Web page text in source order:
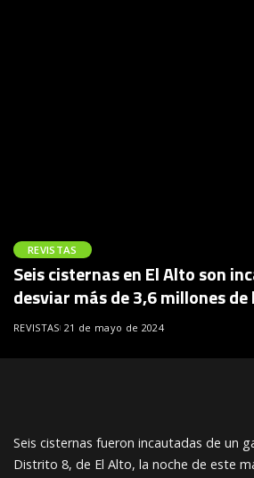
REVISTAS
Seis cisternas en El Alto son
desviar más de 3,6 millones
REVISTAS 21 de mayo de 2024
Seis cisternas fueron incautadas de un
Distrito 8, de El Alto, la noche de este